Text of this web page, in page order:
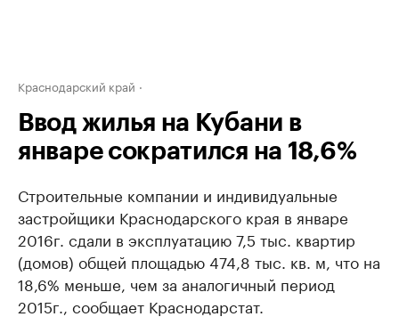
Краснодарский край
Ввод жилья на Кубани в
январе сократился на 18,6%
Строительные компании и индивидуальные
застройщики Краснодарского края в январе
2016г. сдали в эксплуатацию 7,5 тыс. квартир
(домов) общей площадью 474,8 тыс. кв. м, что на
18,6% меньше, чем за аналогичный период
2015г., сообщает Краснодарстат.